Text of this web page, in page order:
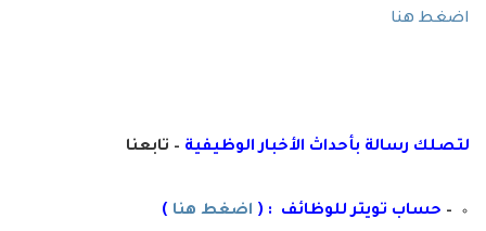
اضغط هنا
لتصلك رسالة بأحداث الأخبار الوظيفية – تابعنا
– حساب تويتر للوظائف : ( اضغط هنا )